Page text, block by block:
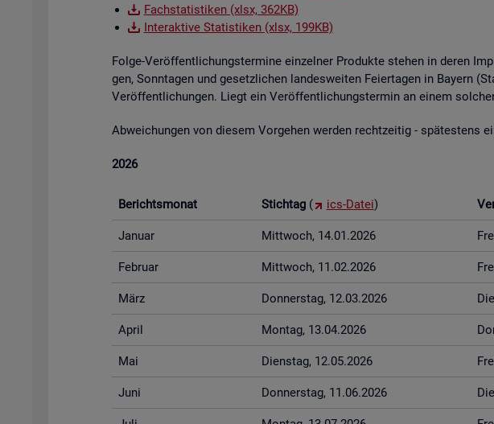
Fach­sta­tis­ti­ken (xlsx, 362KB)
In­ter­ak­ti­ve Sta­tis­ti­ken (xlsx, 199KB)
Folge-Ver­öf­fent­li­chungs­ter­mi­ne ein­zel­ner Pro­duk­te ste­hen in deren
gen, Sonn­ta­gen und ge­setz­li­chen lan­des­wei­ten Fei­er­ta­gen in Bay­ern
Ver­öf­fent­li­chun­gen. Liegt ein Ver­öf­fent­li­chungs­ter­min an einem
Ab­wei­chun­gen von die­sem Vor­ge­hen wer­den recht­zei­tig - spä­tes­tens
2026
Be­richts­mo­nat Stich­tag ( ics-Datei)
Ja­nu­ar Mitt­woch, 14.01.2026
Fe­bru­ar Mitt­woch, 11.02.2026
März Don­ners­tag, 12.03.2026
April Mon­tag, 13.04.2026
Mai Diens­tag, 12.05.2026
Juni Don­ners­tag, 11.06.2026